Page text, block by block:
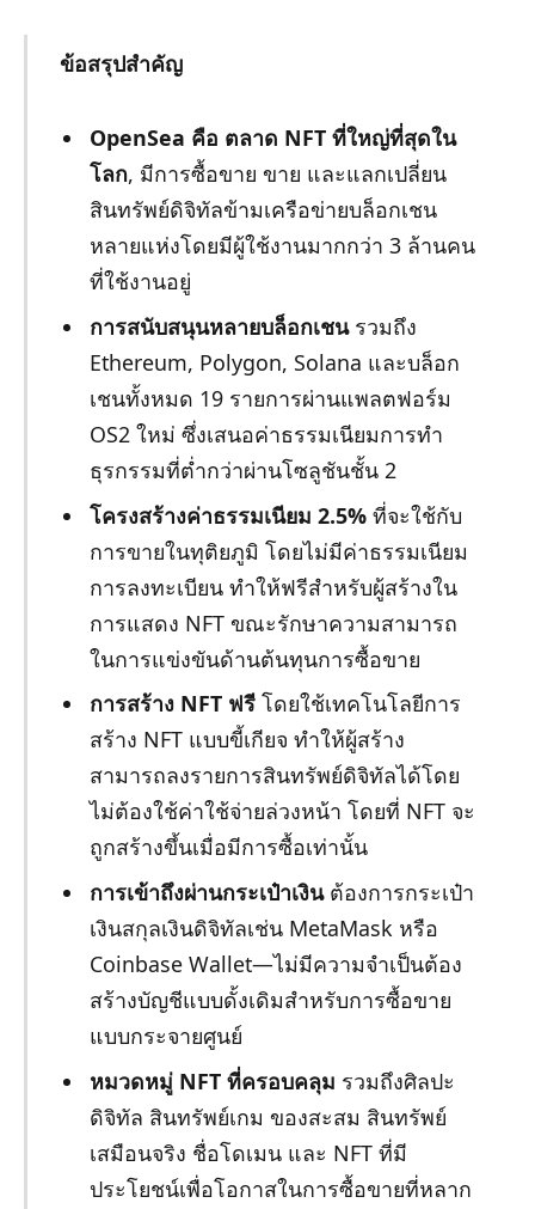
ข้อสรุปสำคัญ
OpenSea คือ ตลาด NFT ที่ใหญ่ที่สุดใน
โลก, มีการซื้อขาย ขาย และแลกเปลี่ยน
สินทรัพย์ดิจิทัลข้ามเครือข่ายบล็อกเชน
หลายแห่งโดยมีผู้ใช้งานมากกว่า 3 ล้านคน
ที่ใช้งานอยู่
การสนับสนุนหลายบล็อกเชนรวมถึง
Ethereum, Polygon, Solana และบล็อก
เชนทั้งหมด 19 รายการผ่านแพลตฟอร์ม
OS2 ใหม่ ซึ่งเสนอค่าธรรมเนียมการทำ
ธุรกรรมที่ต่ำกว่าผ่านโซลูชันชั้น 2
โครงสร้างค่าธรรมเนียม 2.5%ที่จะใช้กับ
การขายในทุติยภูมิ โดยไม่มีค่าธรรมเนียม
การลงทะเบียน ทำให้ฟรีสำหรับผู้สร้างใน
การแสดง NFT ขณะรักษาความสามารถ
ในการแข่งขันด้านต้นทุนการซื้อขาย
การสร้าง NFT ฟรีโดยใช้เทคโนโลยีการ
สร้าง NFT แบบขี้เกียจ ทำให้ผู้สร้าง
สามารถลงรายการสินทรัพย์ดิจิทัลได้โดย
ไม่ต้องใช้ค่าใช้จ่ายล่วงหน้า โดยที่ NFT จะ
ถูกสร้างขึ้นเมื่อมีการซื้อเท่านั้น
การเข้าถึงผ่านกระเป๋าเงินต้องการกระเป๋า
เงินสกุลเงินดิจิทัลเช่น MetaMask หรือ
Coinbase Wallet—ไม่มีความจำเป็นต้อง
สร้างบัญชีแบบดั้งเดิมสำหรับการซื้อขาย
แบบกระจายศูนย์
หมวดหมู่ NFT ที่ครอบคลุม รวมถึงศิลปะ
ดิจิทัล สินทรัพย์เกม ของสะสม สินทรัพย์
เสมือนจริง ชื่อโดเมน และ NFT ที่มี
ประโยชน์เพื่อโอกาสในการซื้อขายที่หลาก